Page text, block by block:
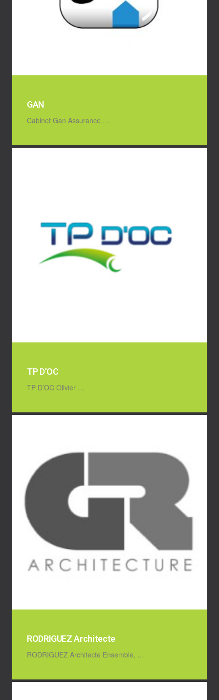
GAN
Cabinet Gan Assurance …
TP D’OC
TP D’OC Olivier …
RODRIGUEZ Architecte
RODRIGUEZ Architecte Ensemble, …